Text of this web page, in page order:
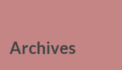
Archives